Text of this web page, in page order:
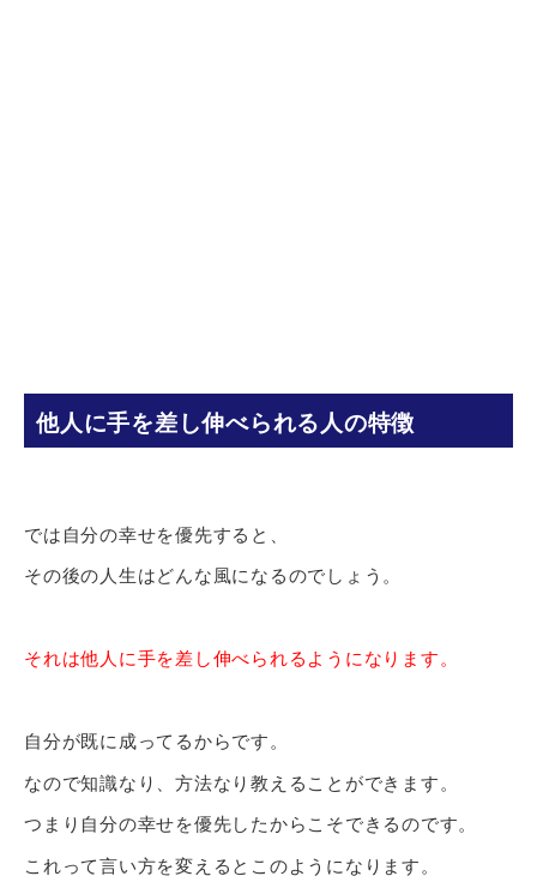
他人に手を差し伸べられる人の特徴
では自分の幸せを優先すると、
その後の人生はどんな風になるのでしょう。
それは他人に手を差し伸べられるようになります。
自分が既に成ってるからです。
なので知識なり、方法なり教えることができます。
つまり自分の幸せを優先したからこそできるのです。
これって言い方を変えるとこのようになります。